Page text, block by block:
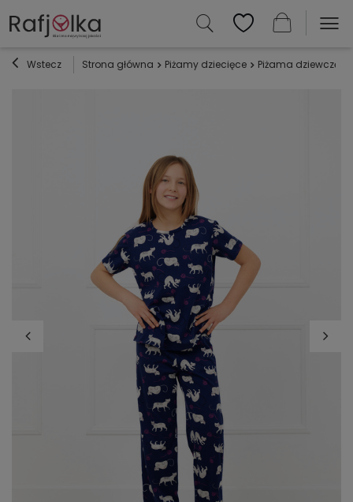
Wstecz Strona główna Piżamy dziecięce Piżama